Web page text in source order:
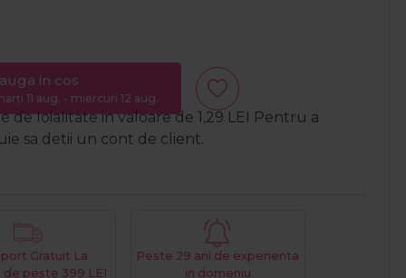
in cos
11 aug. - miercuri 12 aug.
de loialitate in valoare de 1,29 LEI Pentru a
sa detii un cont de client.
Gratuit La
de peste 399 LEI
Peste 29 ani de experienta
in domeniu